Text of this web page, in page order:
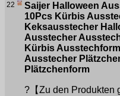
22
Saijer Halloween
10Pcs Kürbis
Keksausstecher
Ausstecher
Kürbis
Ausstecher
Plätzchenform
?【Zu den Produkten